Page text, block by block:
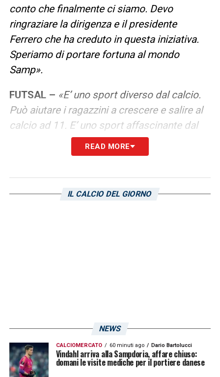
conto che finalmente ci siamo. Devo
ringraziare la dirigenza e il presidente
Ferrero che ha creduto in questa iniziativa.
Speriamo di portare fortuna al mondo
Samp».
FUTSAL – «E’ uno sport diverso dal calcio.
Può aiutare i ragazzini a crescere e salire al
calcio ad 11. E’ uno sport affascinante dal
vivo e in televisione».
con l’Academy. E’ entusiasmante da parte
nostra e anche la Samp credo sia contenta.
calcio a 5. Sarà un vero scambio, saremo
Sampdoria e vogliamo portare l’Academy in
giro per l’Italia».
READ MORE
IL CALCIO DEL GIORNO
NEWS
CALCIOMERCATO 60 minuti ago Dario Bartolucci
Vindahl arriva alla Sampdoria, affare chiuso:
domani le visite mediche per il portiere danese